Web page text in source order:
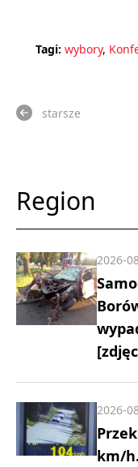
Tagi: wybory,
starsze
Region
2026-
km/
2026-